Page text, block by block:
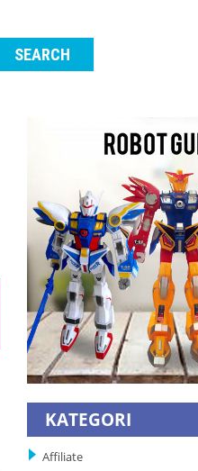
KATEGORI
Affiliate